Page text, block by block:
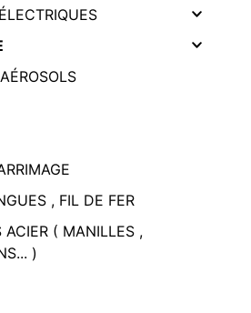
, FIL DE FER
ACIER ( MANILLES ,
)